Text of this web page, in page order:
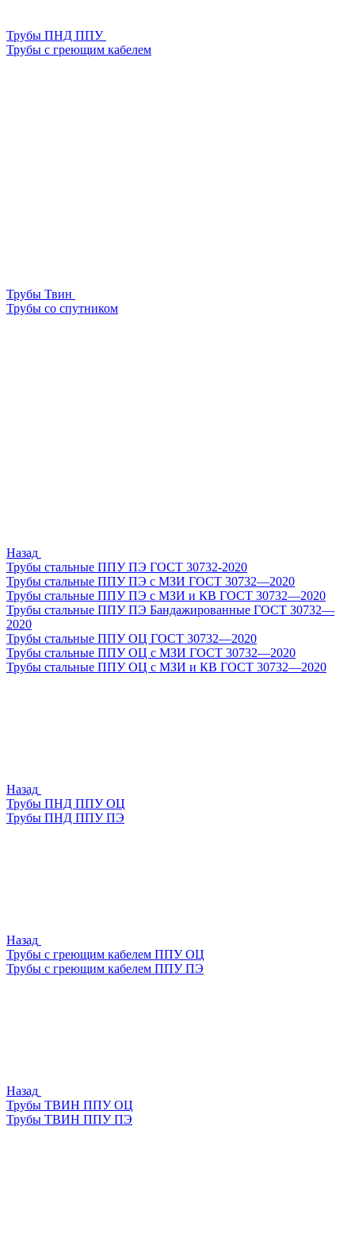
Трубы ПНД ППУ
Трубы с греющим кабелем
Трубы Твин
Трубы со спутником
Назад
Трубы стальные ППУ ПЭ ГОСТ 30732-2020
Трубы стальные ППУ ПЭ с МЗИ ГОСТ 30732—2020
Трубы стальные ППУ ПЭ с МЗИ и КВ ГОСТ 30732—2020
Трубы стальные ППУ ПЭ Бандажированные ГОСТ 30732—
2020
Трубы стальные ППУ ОЦ ГОСТ 30732—2020
Трубы стальные ППУ ОЦ с МЗИ ГОСТ 30732—2020
Трубы стальные ППУ ОЦ с МЗИ и КВ ГОСТ 30732—2020
Назад
Трубы ПНД ППУ ОЦ
Трубы ПНД ППУ ПЭ
Назад
Трубы с греющим кабелем ППУ ОЦ
Трубы с греющим кабелем ППУ ПЭ
Назад
Трубы ТВИН ППУ ОЦ
Трубы ТВИН ППУ ПЭ